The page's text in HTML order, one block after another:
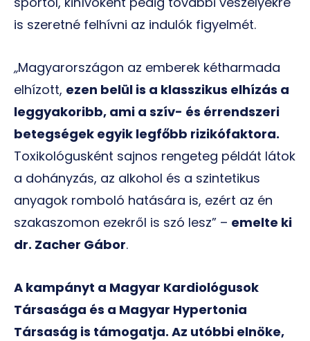
is szeretné felhívni az indulók figyelmét.
„Magyarországon az emberek kétharmada
elhízott, ezen belül is a klasszikus elhízás a
leggyakoribb, ami a szív- és érrendszeri
betegségek egyik legfőbb rizikófaktora.
Toxikológusként sajnos rengeteg példát látok
a dohányzás, az alkohol és a szintetikus
anyagok romboló hatására is, ezért az én
szakaszomon ezekről is szó lesz” – emelte ki
dr. Zacher Gábor.
A kampányt a Magyar Kardiológusok
Társasága és a Magyar Hypertonia
Társaság is támogatja. Az utóbbi elnöke,